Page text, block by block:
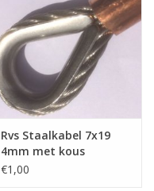
Rvs Staalkabel 7x19
4mm met kous
geklemd
€1,00